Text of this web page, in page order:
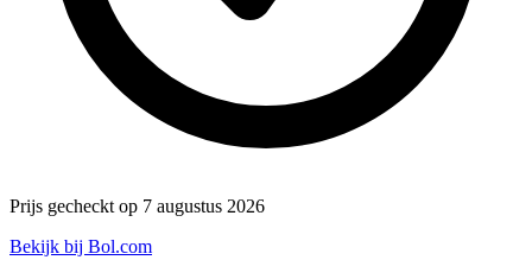
Prijs gecheckt op 7 augustus 2026
Bekijk bij Bol.com